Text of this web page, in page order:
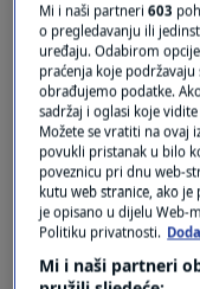
Miran građanin
Moramo biti
sportaš
narušava rodnu
Mi i naši partneri603
o pregledavanju ili
uređaju. Odabirom
praćenja koje
obrađujemo podatke.
sadržaj i oglasi koje
Možete se vratiti na ovaj
povukli pristanak u bilo
poveznicu pri dnu web-
kutu web stranice, ako
je opisano u dijelu Web-
Politiku privatnosti.
Mi i naši partneri